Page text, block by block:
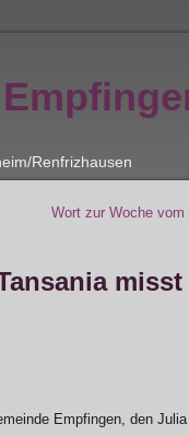
Renfrizhausen
Wort zur Woche
Empfingen, den